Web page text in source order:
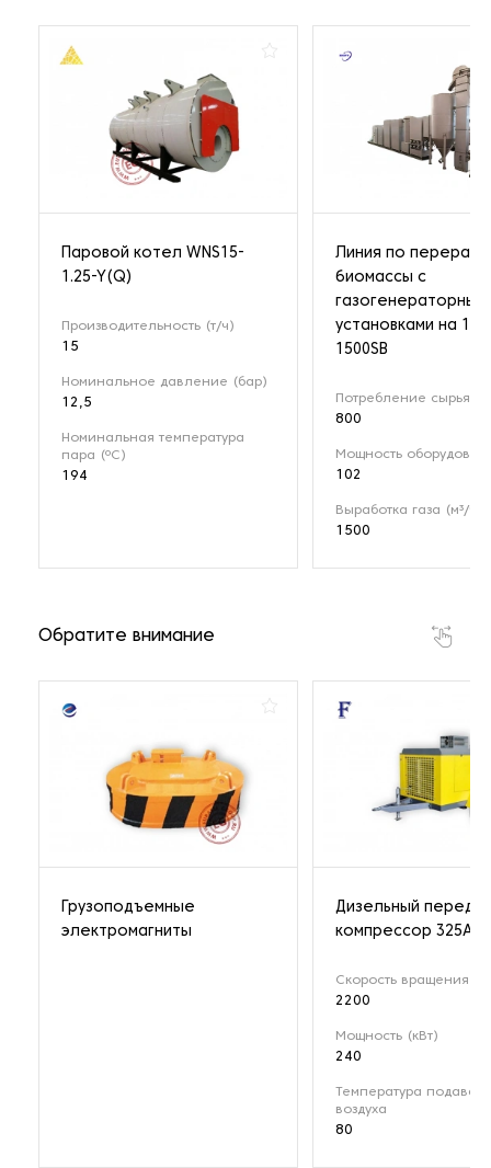
Паровой котел WNS15-
1.25-Y(Q)
Производительность (т/ч)
15
Номинальное давление (бар)
12,5
Номинальная температура
пара (ºС)
194
Линия по
биомассы с
установками на 1
1500SB
Потребление сырья
800
Мощность
102
Выработка газа (м³/ч)
1500
Обратите внимание
Грузоподъемные
электромагниты
Дизельный
компрессор 325A
Скорость вращения
2200
Мощность (кВт)
240
Температура
воздуха
80